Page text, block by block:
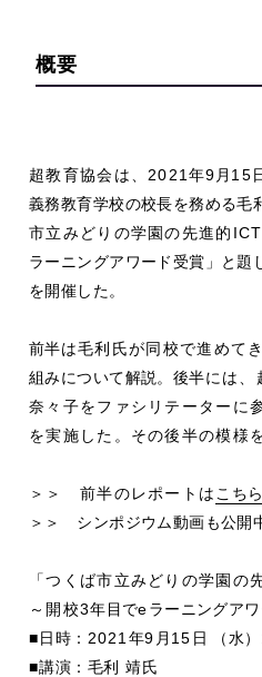
概要
超教育協会は、2021年9 月 15
義務教育学校の校長を務める毛
市立みどりの学園の先進的ICT
ラーニングアワード受賞」と題
を開催した。
前半は毛利氏が同校で進めて
組みについて解説。後半には、
奈々子をファシリテーターに
を実施した。その後半の模様
＞＞ 前半のレポートは こちら
＞＞ シンポジウム動画も公開
「つくば市立みどりの学園の
～開校3年目でeラーニングア
■日時： 2021 年9 月 15 日 （水
■講演：毛利
靖氏